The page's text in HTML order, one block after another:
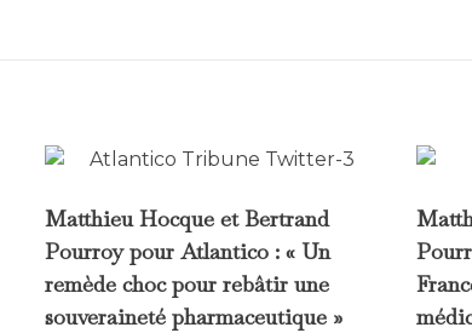
Matthieu Hocque et Bertrand
Pourroy pour Atlantico : « Un
remède choc pour rebâtir une
souveraineté pharmaceutique »